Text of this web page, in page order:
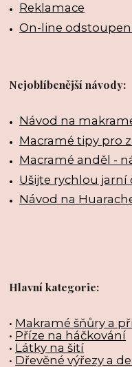
Reklamace
On-line
Nejoblíbenější návody:
Návod na
Macramé tipy pro
Macramé anděl -
Ušijte rychlou jarní
Návod na
Hlavní kategorie:
• Makramé šňůry a
• Příze na háčkování
• Látky na šití
• Dřevěné výřezy a